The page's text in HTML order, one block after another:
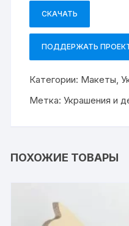
СКАЧАТЬ
ПОДДЕРЖАТЬ
Категории: Макеты ,
Метка:Украшения и
ПОХОЖИЕ ТОВАРЫ